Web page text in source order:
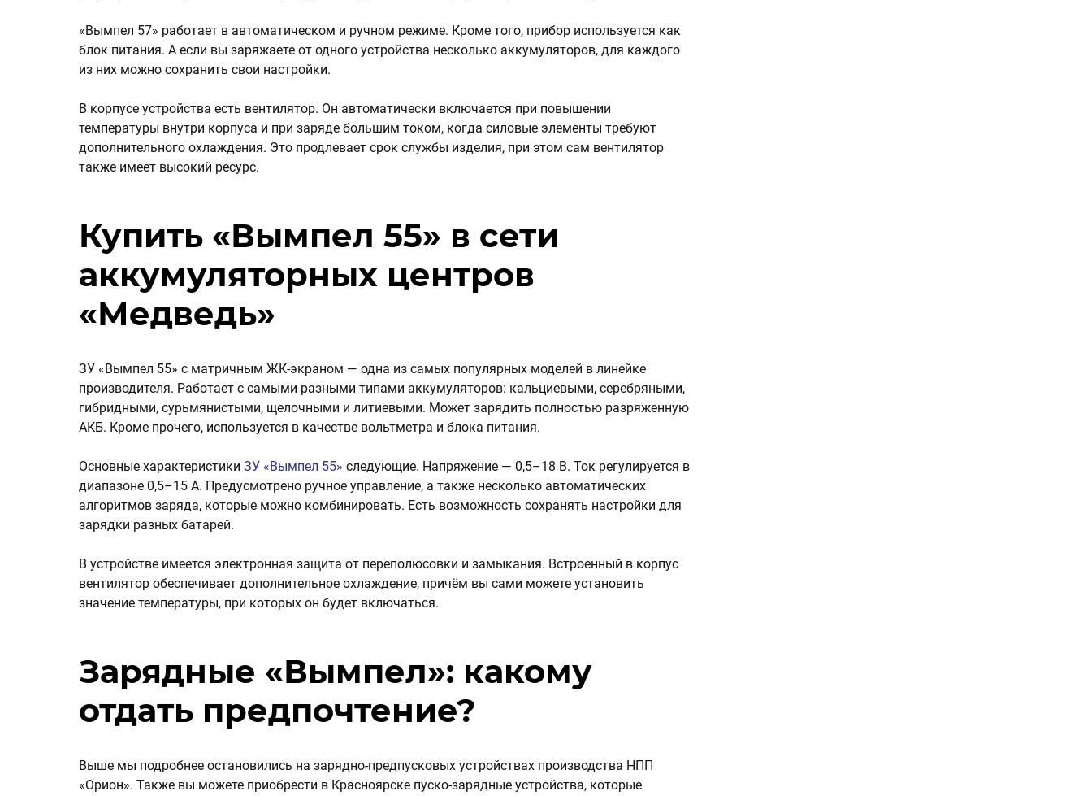
«Вымпел 57» работает в автоматическом и ручном режиме. Кроме того, прибор используется как
блок питания. А если вы заряжаете от одного устройства несколько аккумуляторов, для каждого
из них можно сохранить свои настройки.
В корпусе устройства есть вентилятор. Он автоматически включается при повышении
температуры внутри корпуса и при заряде большим током, когда силовые элементы требуют
дополнительного охлаждения. Это продлевает срок службы изделия, при этом сам вентилятор
также имеет высокий ресурс.
Купить «Вымпел 55» в сети
аккумуляторных центров
«Медведь»
ЗУ «Вымпел 55» с матричным ЖК-экраном — одна из самых популярных моделей в линейке
производителя. Работает с самыми разными типами аккумуляторов: кальциевыми, серебряными,
гибридными, сурьмянистыми, щелочными и литиевыми. Может зарядить полностью разряженную
АКБ. Кроме прочего, используется в качестве вольтметра и блока питания.
Основные характеристики ЗУ «Вымпел 55» следующие. Напряжение — 0,5–18 В. Ток регулируется в
диапазоне 0,5–15 А. Предусмотрено ручное управление, а также несколько автоматических
алгоритмов заряда, которые можно комбинировать. Есть возможность сохранять настройки для
зарядки разных батарей.
В устройстве имеется электронная защита от переполюсовки и замыкания. Встроенный в корпус
вентилятор обеспечивает дополнительное охлаждение, причём вы сами можете установить
значение температуры, при которых он будет включаться.
Зарядные «Вымпел»: какому
отдать предпочтение?
Выше мы подробнее остановились на зарядно-предпусковых устройствах производства НПП
«Орион». Также вы можете приобрести в Красноярске пуско-зарядные устройства, которые